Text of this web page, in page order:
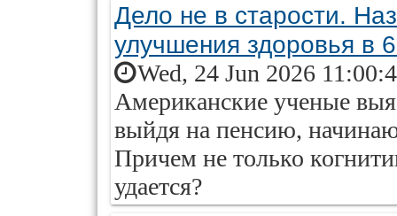
Дело не в старости.
улучшения здоровья в
Wed, 24 Jun 2026
Американские ученые
выйдя на пенсию,
Причем не только
удается?